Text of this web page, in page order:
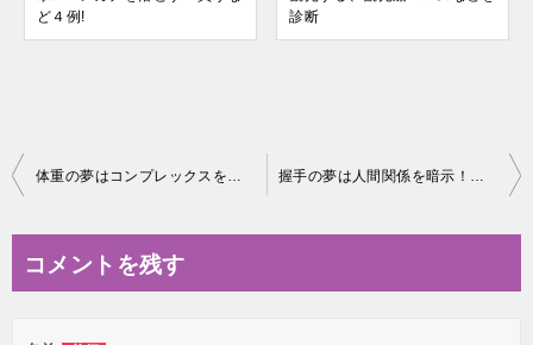
ど４例!
診断
投
ビ
体重の夢はコンプレックスを示す！？体重が増えるなど夢占い３例！ 握手の夢は人間関係を暗示！？芸能人と握手など夢占い４例
コメントを残す